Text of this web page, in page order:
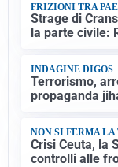
FRIZIONI TRA
Strage di
la parte civile:
INDAGINE DIGOS
Terrorismo,
propaganda
NON SI FERMA LA
Crisi Ceuta, la
controlli alle